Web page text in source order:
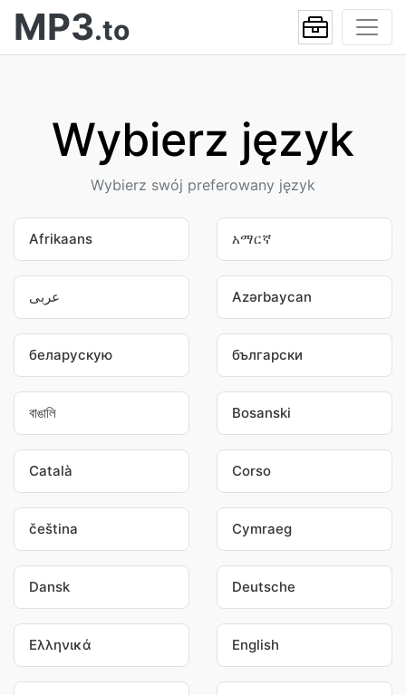
MP3.to
Wybierz język
Wybierz swój preferowany język
Afrikaans አማርኛ
عربى Azərbaycan
беларускую български
বাঙালি Bosanski
Català Corso
čeština Cymraeg
Dansk Deutsche
Ελληνικά English